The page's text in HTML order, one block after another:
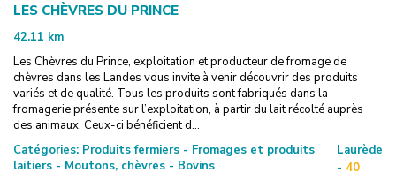
LES CHÈVRES DU PRINCE
42.11 km
Les Chèvres du Prince, exploitation et producteur de fromage de
chèvres dans les Landes vous invite à venir découvrir des produits
variés et de qualité. Tous les produits sont fabriqués dans la
fromagerie présente sur l’exploitation, à partir du lait récolté auprès
des animaux. Ceux-ci bénéficient d...
Catégories: Produits fermiers - Fromages et produits
laitiers - Moutons, chèvres - Bovins
Laurède
- 40